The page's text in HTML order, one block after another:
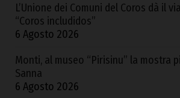
L’Unione dei Comuni del Coros dà il
“Coros includidos”
6 Agosto 2026
Monti, al museo “Pirisinu” la mostra
Sanna
6 Agosto 2026